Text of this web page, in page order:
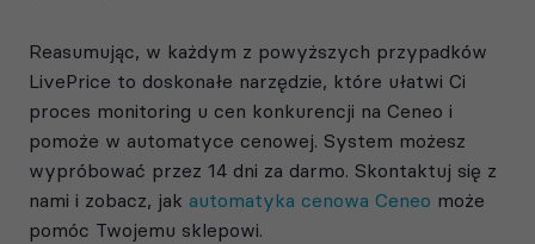
Reasumując, w każdym z powyższych przypadków
LivePrice to doskonałe narzędzie, które ułatwi Ci
proces monitoring u cen konkurencji na Ceneo i
pomoże w automatyce cenowej. System możesz
wypróbować przez 14 dni za darmo. Skontaktuj się z
nami i zobacz, jak automatyka cenowa Ceneo może
pomóc Twojemu sklepowi.